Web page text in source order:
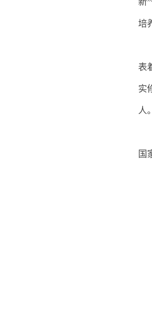
新
培
表
实
人。
国